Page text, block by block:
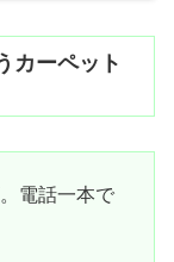
カーペット
電話一本で